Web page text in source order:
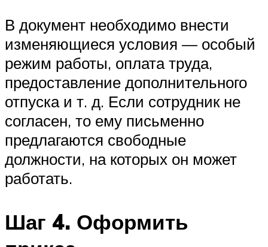
В документ необходимо внести
изменяющиеся условия — особый
режим работы, оплата труда,
предоставление дополнительного
отпуска и т. д. Если сотрудник не
согласен, то ему письменно
предлагаются свободные
должности, на которых он может
работать.
Шаг 4. Оформить